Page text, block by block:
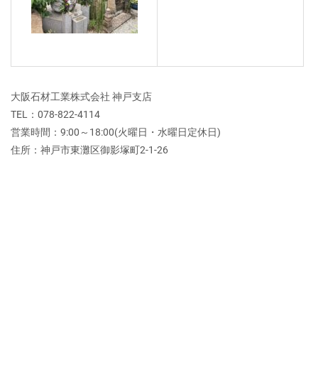
大阪石材工業株式会社 神戸支店
TEL：078-822-4114
営業時間：9:00～18:00(火曜日・水曜日定休日)
住所：神戸市東灘区御影塚町2‐1‐26